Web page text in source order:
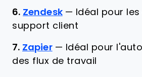
6. Zendesk — Idéal pour
support client
7. Zapier — Idéal pour
des flux de travail